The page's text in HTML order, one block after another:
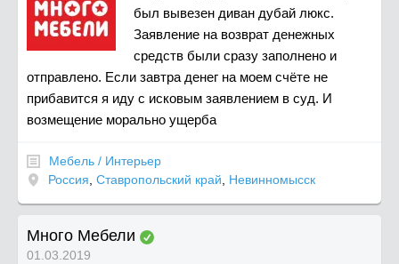
был вывезен диван дубай люкс.
Заявление на возврат денежных
средств были сразу заполнено и
отправлено. Если завтра денег на моем счёте не
прибавится я иду с исковым заявлением в суд. И
возмещение морально ущерба
Мебель / Интерьер
Россия Ставропольский край Невинномысск
Много Мебели
01.03.2019